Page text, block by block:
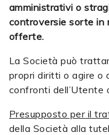
amministrativi o
controversie sorte in
offerte.
La Società può
propri diritti o agire o
confronti dell’Utente
Presupposto per il
della Società alla